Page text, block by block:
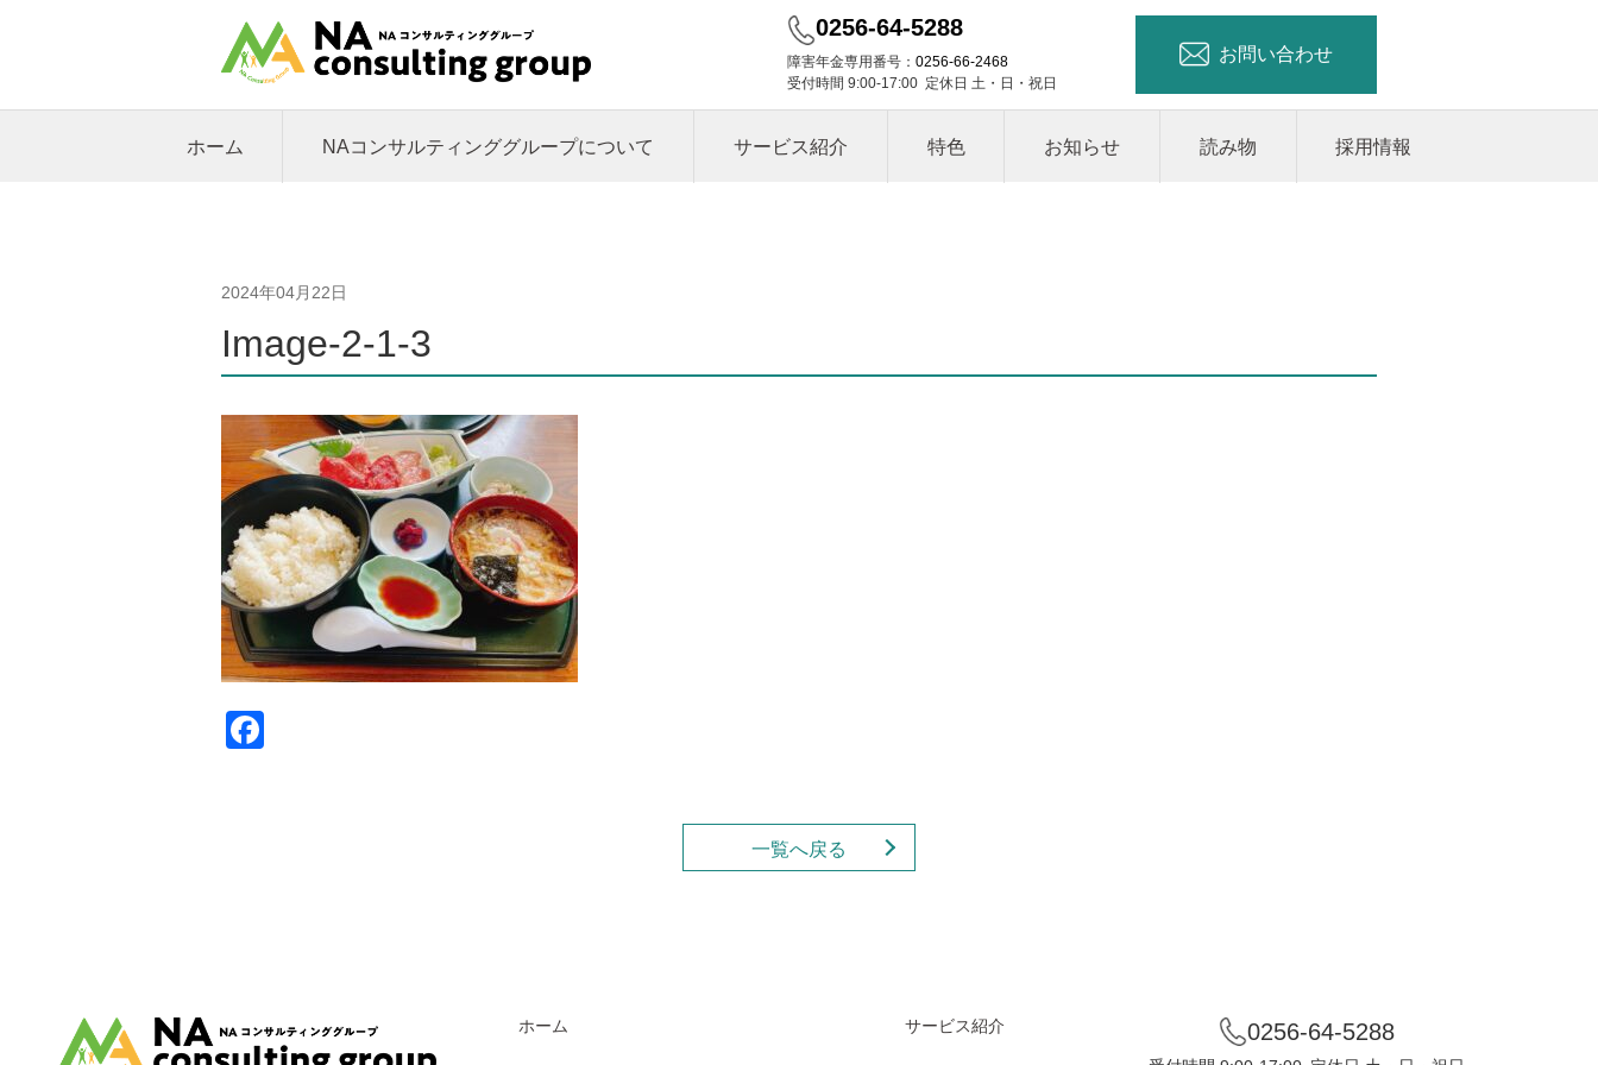
0256-64-5288
障害年金専用番号： 0256-66-2468
受付時間 9:00-17:00 定休日 土・日・祝日
お問い合わせ
ホーム NAコンサルティンググループについて サービス紹介 特色 お知らせ 読み物 採用情報
2024年04月22日
Image-2-1-3
一覧へ戻る
ホーム サービス紹介 0256-64-5288